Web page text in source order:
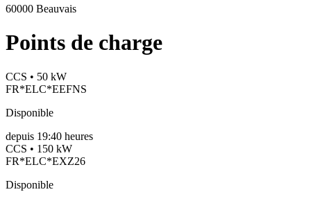
60000 Beauvais
Points de charge
CCS • 50 kW
FR*ELC*EEFNS
Disponible
depuis 19:40 heures
CCS • 150 kW
FR*ELC*EXZ26
Disponible